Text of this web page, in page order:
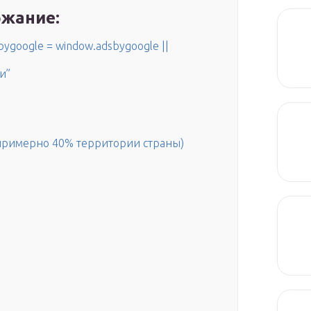
= window.adsbygoogle ||
40% территории страны)